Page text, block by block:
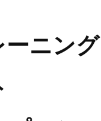
ーニング